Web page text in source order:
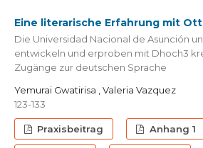
Eine literarische Erfahrung mit
Die Universidad Nacional de Asunción
entwickeln und erproben mit Dhoch3
Zugänge zur deutschen Sprache
Yemurai Gwatirisa , Valeria Vazquez
123-133
Praxisbeitrag Anhang 1